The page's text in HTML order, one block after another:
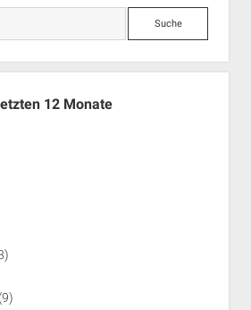
Suche
12 Monate
(9)